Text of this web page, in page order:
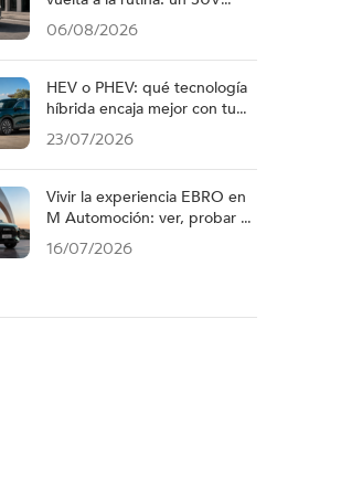
híbrido compacto para ciudad
06/08/2026
HEV o PHEV: qué tecnología
híbrida encaja mejor con tu
forma de conducir
23/07/2026
Vivir la experiencia EBRO en
M Automoción: ver, probar y
elegir tu próximo SUV
16/07/2026